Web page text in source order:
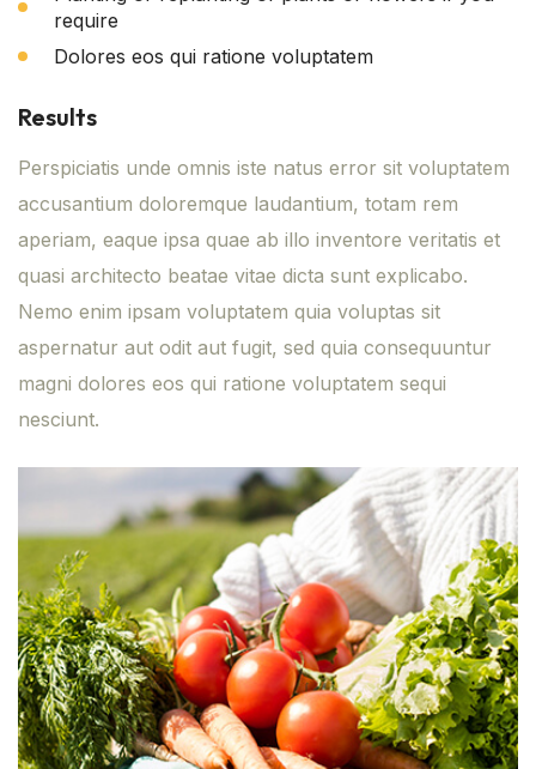
require
Dolores eos qui ratione voluptatem
Results
Perspiciatis unde omnis iste natus error sit voluptatem
accusantium doloremque laudantium, totam rem
aperiam, eaque ipsa quae ab illo inventore veritatis et
quasi architecto beatae vitae dicta sunt explicabo.
Nemo enim ipsam voluptatem quia voluptas sit
aspernatur aut odit aut fugit, sed quia consequuntur
magni dolores eos qui ratione voluptatem sequi
nesciunt.